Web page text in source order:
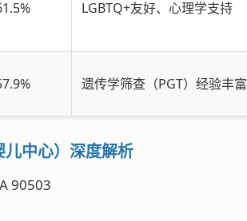
LGBTQ+友好、心理学支持
遗传学筛查（PGT）经验丰富
中心）深度解析
90503